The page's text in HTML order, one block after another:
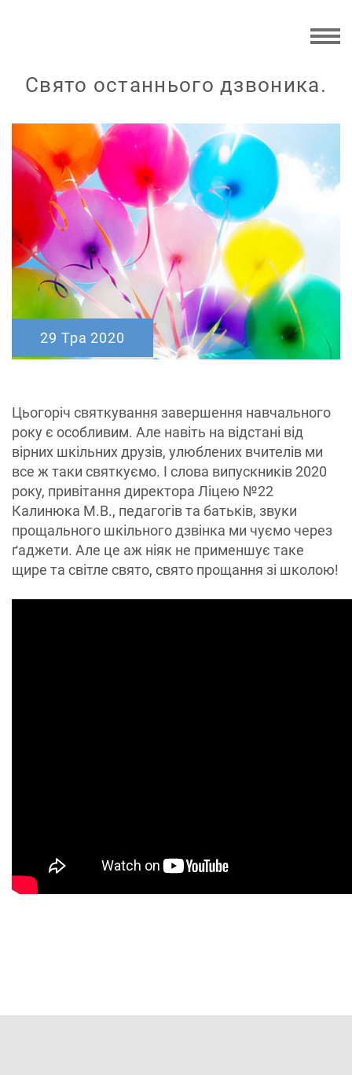
Свято останнього дзвоника.
29 Тра 2020
Цьогоріч святкування завершення навчального
року є особливим. Але навіть на відстані від
вірних шкільних друзів, улюблених вчителів ми
все ж таки святкуємо. І слова випускників 2020
року, привітання директора Ліцею №22
Калинюка М.В., педагогів та батьків, звуки
прощального шкільного дзвінка ми чуємо через
ґаджети. Але це аж ніяк не применшує таке
щире та світле свято, свято прощання зі школою!